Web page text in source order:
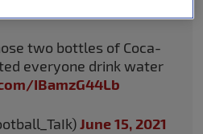
two bottles of Coca-
everyone drink water
IBamzG44Lb
June 15, 2021